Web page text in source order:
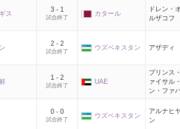
ス
3 - 1
試合終了 カタール
ドレン・
ルザコフ
2 - 2
試合終了 ウズベキスタン アザディ
1 - 2
試合終了 UAE
プリンス
ァイサル
ン・ファ
0 - 0
試合終了 ウズベキスタン
アルナヒ
ン